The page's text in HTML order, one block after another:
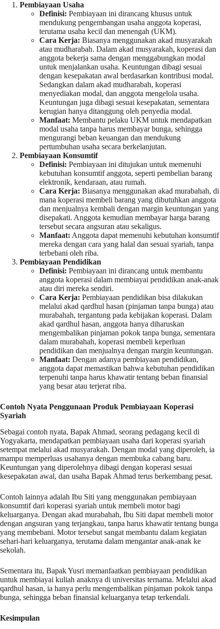
Pembiayaan Usaha
Definisi: Pembiayaan ini dirancang khusus untuk
mendukung pengembangan usaha anggota koperasi,
terutama usaha kecil dan menengah (UKM).
Cara Kerja: Biasanya menggunakan akad musyarakah
atau mudharabah. Dalam akad musyarakah, koperasi dan
anggota bekerja sama dengan menggabungkan modal
untuk menjalankan usaha. Keuntungan dibagi sesuai
dengan kesepakatan awal berdasarkan kontribusi modal.
Sedangkan dalam akad mudharabah, koperasi
menyediakan modal, dan anggota mengelola usaha.
Keuntungan juga dibagi sesuai kesepakatan, sementara
kerugian hanya ditanggung oleh penyedia modal.
Manfaat: Membantu pelaku UKM untuk mendapatkan
modal usaha tanpa harus membayar bunga, sehingga
mengurangi beban keuangan dan mendukung
pertumbuhan usaha secara berkelanjutan.
Pembiayaan Konsumtif
Definisi: Pembiayaan ini ditujukan untuk memenuhi
kebutuhan konsumtif anggota, seperti pembelian barang
elektronik, kendaraan, atau rumah.
Cara Kerja: Biasanya menggunakan akad murabahah, di
mana koperasi membeli barang yang dibutuhkan anggota
dan menjualnya kembali dengan margin keuntungan yang
disepakati. Anggota kemudian membayar harga barang
tersebut secara angsuran atau sekaligus.
Manfaat: Anggota dapat memenuhi kebutuhan konsumtif
mereka dengan cara yang halal dan sesuai syariah, tanpa
terbebani oleh riba.
Pembiayaan Pendidikan
Definisi: Pembiayaan ini dirancang untuk membantu
anggota koperasi dalam membiayai pendidikan anak-anak
atau diri mereka sendiri.
Cara Kerja: Pembiayaan pendidikan bisa dilakukan
melalui akad qardhul hasan (pinjaman tanpa bunga) atau
murabahah, tergantung pada kebijakan koperasi. Dalam
akad qardhul hasan, anggota hanya diharuskan
mengembalikan pinjaman pokok tanpa bunga, sementara
dalam murabahah, koperasi membeli keperluan
pendidikan dan menjualnya dengan margin keuntungan.
Manfaat: Dengan adanya pembiayaan pendidikan,
anggota dapat memastikan bahwa kebutuhan pendidikan
terpenuhi tanpa harus khawatir tentang beban finansial
yang besar atau terjerat riba.
Contoh Nyata Penggunaan Produk Pembiayaan Koperasi
Syariah
Sebagai contoh nyata, Bapak Ahmad, seorang pedagang kecil di
Yogyakarta, mendapatkan pembiayaan usaha dari koperasi syariah
setempat melalui akad musyarakah. Dengan modal yang diperoleh, ia
mampu memperluas usahanya dengan membuka cabang baru.
Keuntungan yang diperolehnya dibagi dengan koperasi sesuai
kesepakatan awal, dan usaha Bapak Ahmad terus berkembang pesat.
Contoh lainnya adalah Ibu Siti yang menggunakan pembiayaan
konsumtif dari koperasi syariah untuk membeli motor bagi
keluarganya. Dengan akad murabahah, Ibu Siti dapat membeli motor
dengan angsuran yang terjangkau, tanpa harus khawatir tentang bunga
yang membebani. Motor tersebut sangat membantu dalam kegiatan
sehari-hari keluarganya, terutama dalam mengantar anak-anak ke
sekolah.
Sementara itu, Bapak Yusri memanfaatkan pembiayaan pendidikan
untuk membiayai kuliah anaknya di universitas ternama. Melalui akad
qardhul hasan, ia hanya perlu mengembalikan pinjaman pokok tanpa
bunga, sehingga beban finansial keluarganya tetap terkendali.
Kesimpulan